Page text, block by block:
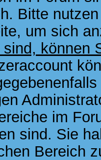
Bitte
um sich
sind, können
im
sind. Sie
Bereich